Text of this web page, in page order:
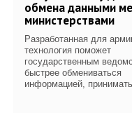
обмена данными
министерствами
Разработанная для
технология поможет
государственным
быстрее обмениваться
информацией,